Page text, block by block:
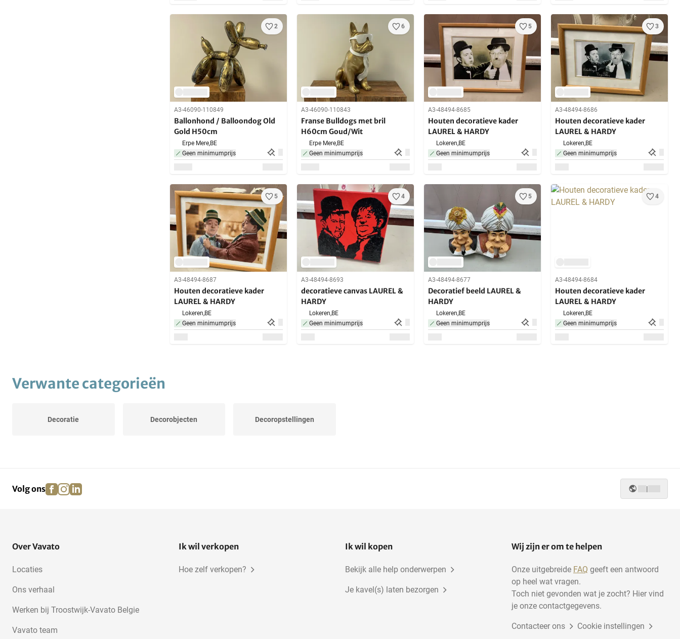
2
A3-46090-110849
Ballonhond / Balloondog Old
Gold H50cm
Erpe Mere,BE
Geen minimumprijs
6
A3-46090-110843
Franse Bulldogs met bril
H60cm Goud/Wit
Erpe Mere,BE
Geen minimumprijs
5
A3-48494-8685
Houten decoratieve kader
LAUREL & HARDY
Lokeren,BE
Geen minimumprijs
3
A3-48494-8686
Houten decoratieve kader
LAUREL & HARDY
Lokeren,BE
Geen minimumprijs
5
A3-48494-8687
Houten decoratieve kader
LAUREL & HARDY
Lokeren,BE
Geen minimumprijs
4
A3-48494-8693
decoratieve canvas LAUREL &
HARDY
Lokeren,BE
Geen minimumprijs
5
A3-48494-8677
Decoratief beeld LAUREL &
HARDY
Lokeren,BE
Geen minimumprijs
4
A3-48494-8684
Houten decoratieve kader
LAUREL & HARDY
Lokeren,BE
Geen minimumprijs
Verwante categorieën
Decoratie Decorobjecten Decoropstellingen
Volg ons facebook
instagram
linkedin |
Over Vavato
Locaties
Ons verhaal
Werken bij Troostwijk-Vavato Belgie
Vavato team
Ik wil verkopen
Hoe zelf verkopen?
Ik wil kopen
Bekijk alle help onderwerpen
Je kavel(s) laten bezorgen
Wij zijn er om te helpen
Onze uitgebreide FAQ geeft een antwoord
op heel wat vragen.
Toch niet gevonden wat je zocht? Hier vind
je onze contactgegevens.
Contacteer ons Cookie instellingen